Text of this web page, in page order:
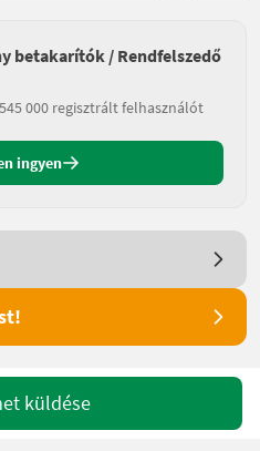
betakarítók / Rendfelszedő
000 regisztrált felhasználót
ingyen
küldése